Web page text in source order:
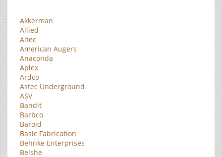
Akkerman
Allied
Altec
American Augers
Anaconda
Aplex
Ardco
Astec Underground
ASV
Bandit
Barbco
Baroid
Basic Fabrication
Behnke Enterprises
Belshe